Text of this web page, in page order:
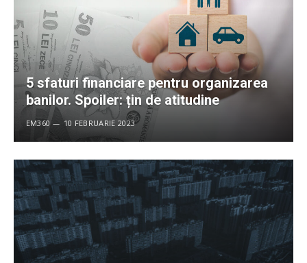
5 sfaturi financiare pentru organizarea
banilor. Spoiler: țin de atitudine
EM360 10 FEBRUARIE 2023